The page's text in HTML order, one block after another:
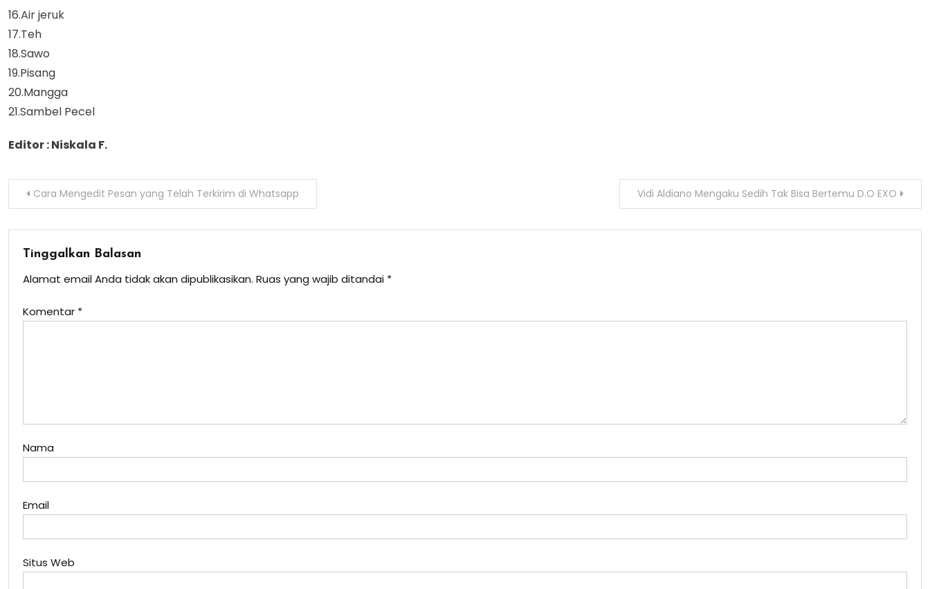
16.Air jeruk
17.Teh
18.Sawo
19.Pisang
20.Mangga
21.Sambel Pecel
Editor : Niskala F.
Navigasi
Cara Mengedit Pesan yang Telah Terkirim di Whatsapp Vidi Aldiano Mengaku Sedih Tak Bisa Bertemu D.O EXO
Tinggalkan Balasan
Alamat email Anda tidak akan dipublikasikan. Ruas yang wajib ditandai *
Komentar *
Nama
Email
Situs Web